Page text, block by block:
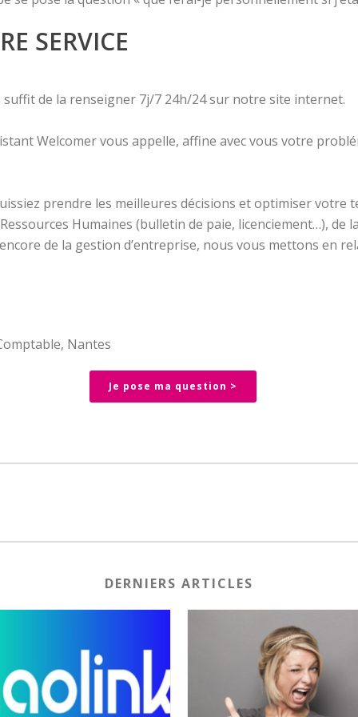
SERVICE
de la renseigner 7j/7 24h/24 sur notre site internet.
Welcomer vous appelle, affine avec vous votre
prendre les meilleures décisions et optimiser votre
Humaines (bulletin de paie, licenciement…), de
de la gestion d’entreprise, nous vous mettons en
Nantes
Je pose ma question >
DERNIERS ARTICLES